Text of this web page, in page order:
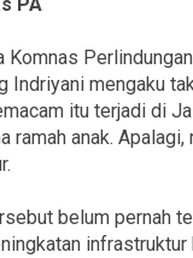
PA
Komnas
Indriyani mengaku
itu terjadi di
ramah anak. Apalagi,
belum pernah
infrastruktur